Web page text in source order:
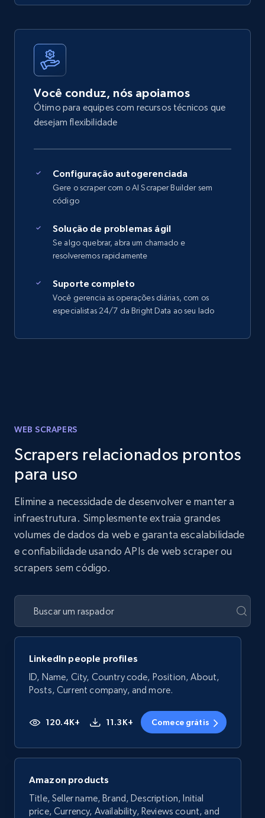
Você conduz, nós apoiamos
Ótimo para equipes com recursos técnicos que
desejam flexibilidade
Configuração autogerenciada
Gere o scraper com o AI Scraper Builder sem
código
Solução de problemas ágil
Se algo quebrar, abra um chamado e
resolveremos rapidamente
Suporte completo
Você gerencia as operações diárias, com os
especialistas 24/7 da Bright Data ao seu lado
WEB SCRAPERS
Scrapers relacionados prontos
para uso
Elimine a necessidade de desenvolver e manter a
infraestrutura. Simplesmente extraia grandes
volumes de dados da web e garanta escalabilidade
e confiabilidade usando APIs de web scraper ou
scrapers sem código.
LinkedIn people profiles
ID, Name, City, Country code, Position, About,
Posts, Current company, and more.
120.4K+ 11.3K+ Comece grátis
Amazon products
Title, Seller name, Brand, Description, Initial
price, Currency, Availability, Reviews count, and